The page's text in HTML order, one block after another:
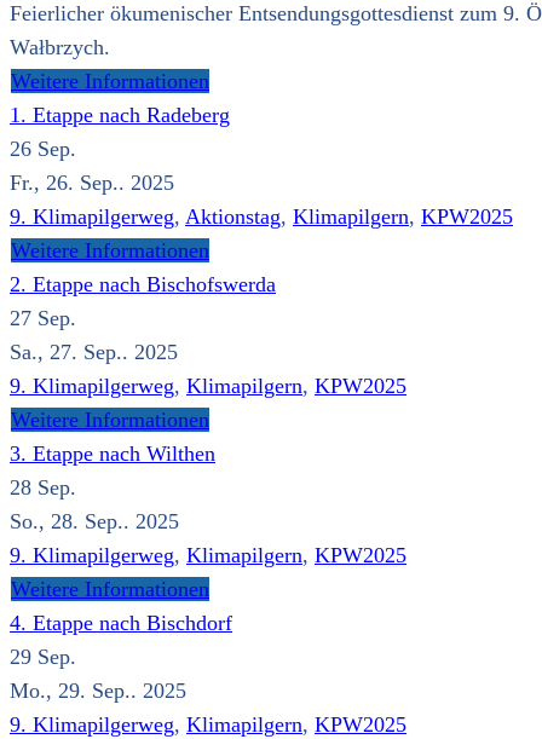
Feierlicher ökumenischer Entsendungsgottesdienst zum
Wałbrzych.
Weitere Informationen
1. Etappe nach Radeberg
26 Sep.
Fr., 26. Sep.. 2025
9. Klimapilgerweg, Aktionstag, Klimapilgern, KPW2025
Weitere Informationen
2. Etappe nach Bischofswerda
27 Sep.
Sa., 27. Sep.. 2025
9. Klimapilgerweg, Klimapilgern, KPW2025
Weitere Informationen
3. Etappe nach Wilthen
28 Sep.
So., 28. Sep.. 2025
9. Klimapilgerweg, Klimapilgern, KPW2025
Weitere Informationen
4. Etappe nach Bischdorf
29 Sep.
Mo., 29. Sep.. 2025
9. Klimapilgerweg, Klimapilgern, KPW2025